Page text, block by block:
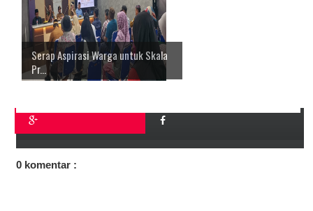
Serap Aspirasi Warga untuk Skala
Pr...
0 komentar :